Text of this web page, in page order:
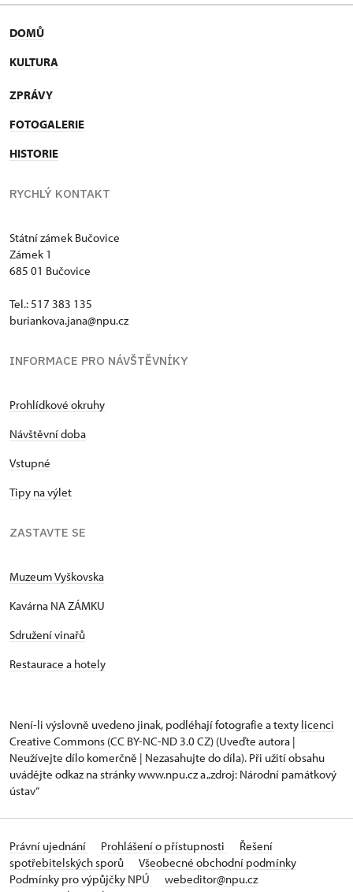
DOMŮ
KULTURA
ZPRÁVY
FOTOGALERIE
HISTORIE
RYCHLÝ KONTAKT
Státní zámek Bučovice
Zámek 1
685 01 Bučovice
Tel.: 517 383 135
buriankova.jana@npu.cz
INFORMACE PRO NÁVŠTĚVNÍKY
Prohlídkové okruhy
Návštěvní doba
Vstupné
Tipy na výlet
ZASTAVTE SE
Muzeum Vyškovska
Kavárna NA ZÁMKU
Sdružení vinařů
Restaurace a hotely
Není-li výslovně uvedeno jinak, podléhají fotografie a texty licenci
Creative Commons (CC BY-NC-ND 3.0 CZ) (Uveďte autora |
Neužívejte dílo komerčně | Nezasahujte do díla). Při užití obsahu
uvádějte odkaz na stránky www.npu.cz a „zdroj: Národní památkový
ústav“
Právní ujednání Prohlášení o přístupnosti
Řešení
spotřebitelských sporů
Všeobecné obchodní podmínky
Podmínky pro výpůjčky NPÚ
webeditor@npu.cz